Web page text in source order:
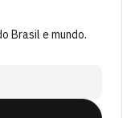
Brasil e mundo.